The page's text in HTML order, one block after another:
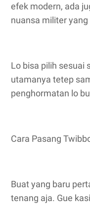
efek modern, ada
nuansa militer yang
Lo bisa pilih sesuai
utamanya tetep
penghormatan lo
Cara Pasang
Buat yang baru
tenang aja. Gue